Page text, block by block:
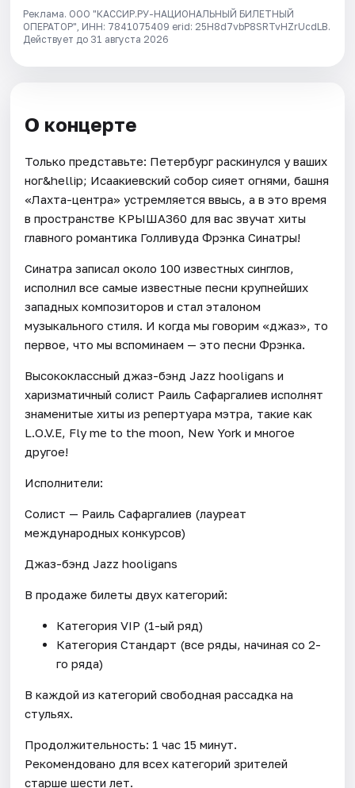
Реклама. ООО "КАССИР.РУ-НАЦИОНАЛЬНЫЙ БИЛЕТНЫЙ
ОПЕРАТОР", ИНН: 7841075409 erid: 25H8d7vbP8SRTvHZrUcdLB.
Действует до 31 августа 2026
О концерте
Только представьте: Петербург раскинулся у ваших
ног&hellip; Исаакиевский собор сияет огнями, башня
«Лахта-центра» устремляется ввысь, а в это время
в пространстве КРЫША360 для вас звучат хиты
главного романтика Голливуда Фрэнка Синатры!
Синатра записал около 100 известных синглов,
исполнил все самые известные песни крупнейших
западных композиторов и стал эталоном
музыкального стиля. И когда мы говорим «джаз», то
первое, что мы вспоминаем — это песни Фрэнка.
Высококлассный джаз-бэнд Jazz hooligans и
харизматичный солист Раиль Сафаргалиев исполнят
знаменитые хиты из репертуара мэтра, такие как
L.O.V.E, Fly me to the moon, New York и многое
другое!
Исполнители:
Солист — Раиль Сафаргалиев (лауреат
международных конкурсов)
Джаз-бэнд Jazz hooligans
В продаже билеты двух категорий:
Категория VIP (1-ый ряд)
Категория Стандарт (все ряды, начиная со 2-
го ряда)
В каждой из категорий свободная рассадка на
стульях.
Продолжительность: 1 час 15 минут.
Рекомендовано для всех категорий зрителей
старше шести лет.